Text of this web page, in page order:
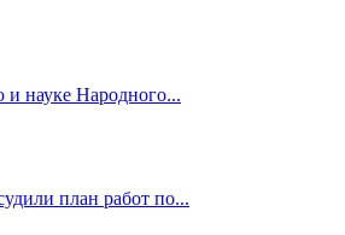
и науке Народного...
план работ по...